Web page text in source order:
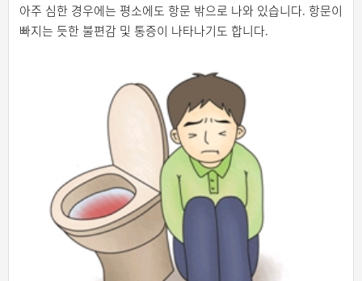
아주 심한 경우에는 평소에도 항문 밖으로 나와 있습니다. 항문이
빠지는 듯한 불편감 및 통증이 나타나기도 합니다.